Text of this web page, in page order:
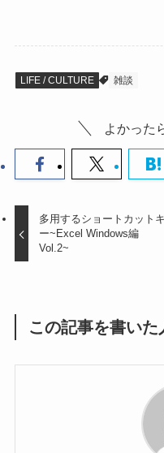
LIFE / CULTURE 雑談
よかった
多用するショートカットキ
ー~Excel Windows編
Vol.2~
この記事を書いた